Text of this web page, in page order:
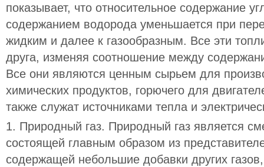
показывает, что относительное содержание
содержанием водорода уменьшается при
жидким и далее к газообразным. Все эти
друга, изменяя соотношение между
Все они являются ценным сырьем для
химических продуктов, горючего для
также служат источниками тепла и
1. Природный газ. Природный газ является
состоящей главным образом из
содержащей небольшие добавки других газов,